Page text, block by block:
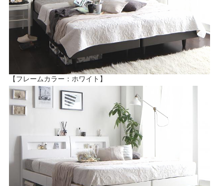
【フレームカラー：ホワイト】